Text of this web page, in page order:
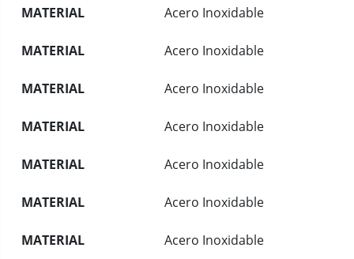
MATERIAL Acero Inoxidable
MATERIAL Acero Inoxidable
MATERIAL Acero Inoxidable
MATERIAL Acero Inoxidable
MATERIAL Acero Inoxidable
MATERIAL Acero Inoxidable
MATERIAL Acero Inoxidable